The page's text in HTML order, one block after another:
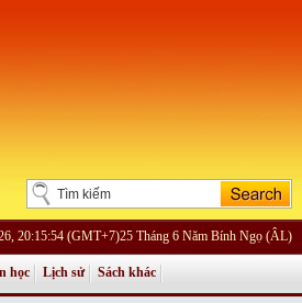
20:15:54 (GMT+7)25 Tháng 6 Năm Bính Ngọ (ÂL)
học Lịch sử Sách khác